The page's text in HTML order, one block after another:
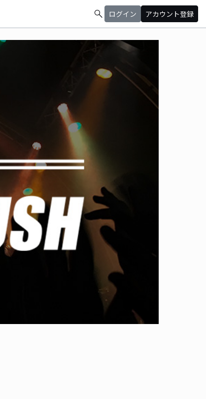
search ログイン アカウント登録